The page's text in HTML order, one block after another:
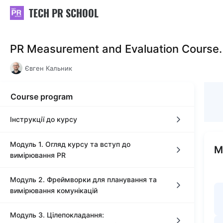
TECH PR SCHOOL
PR Measurement and Evaluation
Євген Кальник
Course program
Інструкції до курсу
Знайомство з курсом
Домашні завдання та курсовий проєкт
Модуль 1. Огляд курсу та вступ до
вимірювання PR
Урок 1. Вступ
Урок 1
Завдання до Уроку 1
Модуль 2. Фреймворки для планування та
вимірювання комунікацій
Урок 1. Вступ до фреймворків з планування та
Модуль 3. Цілепокладання: